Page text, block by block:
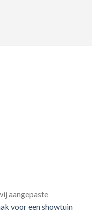
aangepaste
voor een showtuin